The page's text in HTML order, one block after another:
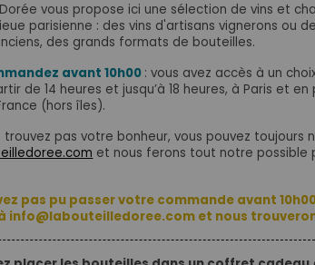
vous propose ici une sélection de vins et
parisienne : des vins d'artisans vignerons ou
des grands formats de bouteilles.
avant 10h00 : vous avez accès à un
de 14 heures et jusqu’à 18 heures, à Paris et
(hors îles).
trouvez pas votre bonheur, vous pouvez toujours
et nous ferons tout notre possible
pas pu passer votre commande avant
info@labouteilledoree.com et nous